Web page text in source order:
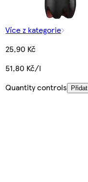
Více z kategorie
25,90 Kč
51,80 Kč/l
Quantity controls Přidat